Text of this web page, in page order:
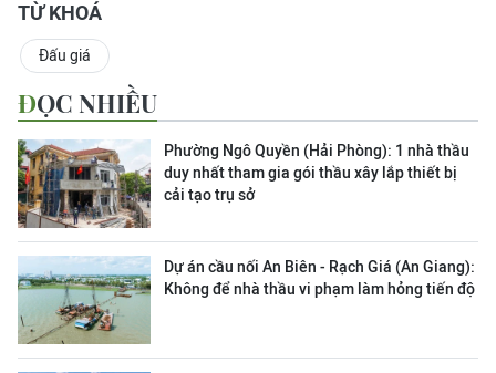
TỪ KHOÁ
Đấu giá
ĐỌC NHIỀU
Phường Ngô Quyền (Hải Phòng): 1 nhà thầu
duy nhất tham gia gói thầu xây lắp thiết bị
cải tạo trụ sở
Dự án cầu nối An Biên - Rạch Giá (An Giang):
Không để nhà thầu vi phạm làm hỏng tiến độ